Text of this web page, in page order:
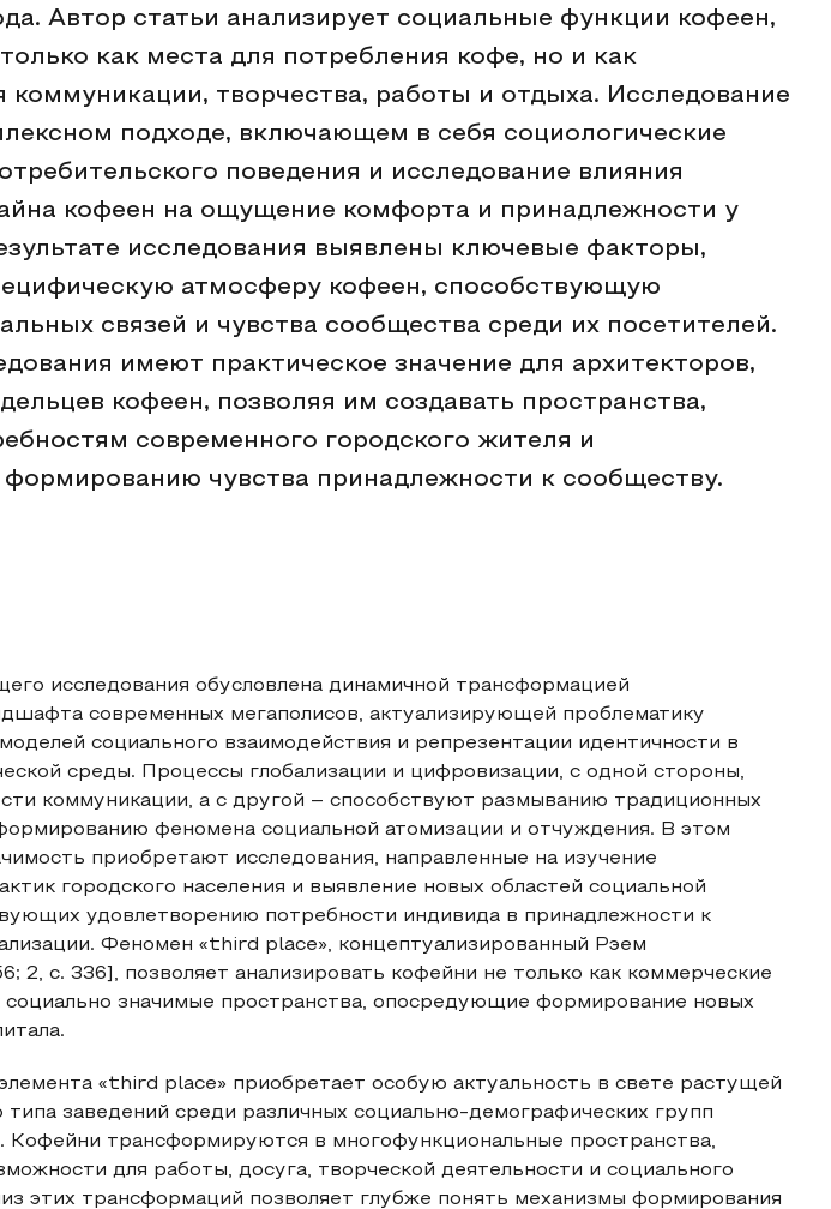
Автор статьи анализирует социальные функции кофеен,
как места для потребления кофе, но и как
коммуникации, творчества, работы и отдыха. Исследование
подходе, включающем в себя социологические
поведения и исследование влияния
кофеен на ощущение комфорта и принадлежности у
исследования выявлены ключевые факторы,
атмосферу кофеен, способствующую
связей и чувства сообщества среди их посетителей.
имеют практическое значение для архитекторов,
кофеен, позволяя им создавать пространства,
современного городского жителя и
чувства принадлежности к сообществу.
исследования обусловлена динамичной трансформацией
современных мегаполисов, актуализирующей проблематику
социального взаимодействия и репрезентации идентичности в
среды. Процессы глобализации и цифровизации, с одной стороны,
коммуникации, а с другой – способствуют размыванию традиционных
феномена социальной атомизации и отчуждения. В этом
приобретают исследования, направленные на изучение
городского населения и выявление новых областей социальной
удовлетворению потребности индивида в принадлежности к
Феномен «third place», концептуализированный Рэем
2, с. 336], позволяет анализировать кофейни не только как коммерческие
социально значимые пространства, опосредующие формирование новых
«third place» приобретает особую актуальность в свете растущей
типа заведений среди различных социально-демографических групп
Кофейни трансформируются в многофункциональные пространства,
для работы, досуга, творческой деятельности и социального
этих трансформаций позволяет глубже понять механизмы формирования